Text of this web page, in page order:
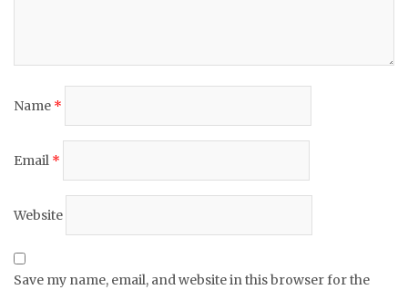
Name *
Email *
Website
Save my name, email, and website in this browser for the